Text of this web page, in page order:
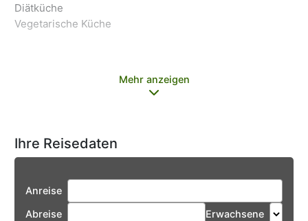
Diätküche
Vegetarische Küche
Mehr anzeigen
Ihre Reisedaten
Anreise
Abreise
Erwachsene